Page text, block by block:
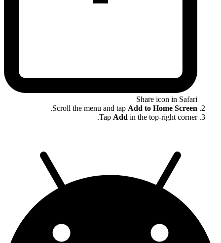
Share icon in Safari
Scroll the menu and tap Add to Home Screen
.
Tap Add in the top-right corner.